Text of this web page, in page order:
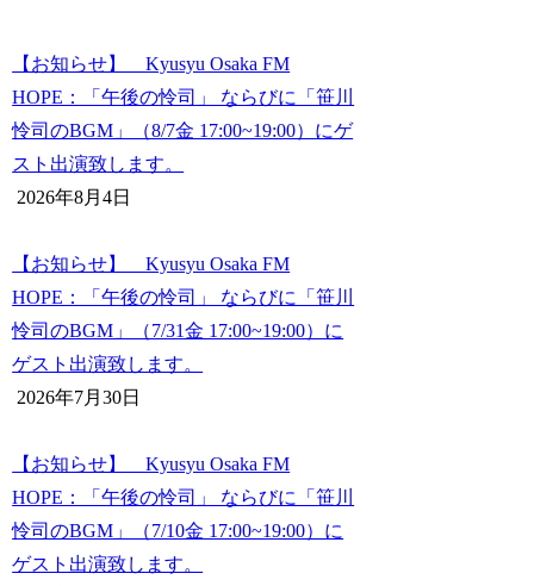
【お知らせ】 Kyusyu Osaka FM
HOPE：「午後の怜司」 ならびに「笹川
怜司のBGM」（8/7金 17:00~19:00）にゲ
スト出演致します。
2026年8月4日
【お知らせ】 Kyusyu Osaka FM
HOPE：「午後の怜司」 ならびに「笹川
怜司のBGM」（7/31金 17:00~19:00）に
ゲスト出演致します。
2026年7月30日
【お知らせ】 Kyusyu Osaka FM
HOPE：「午後の怜司」 ならびに「笹川
怜司のBGM」（7/10金 17:00~19:00）に
ゲスト出演致します。